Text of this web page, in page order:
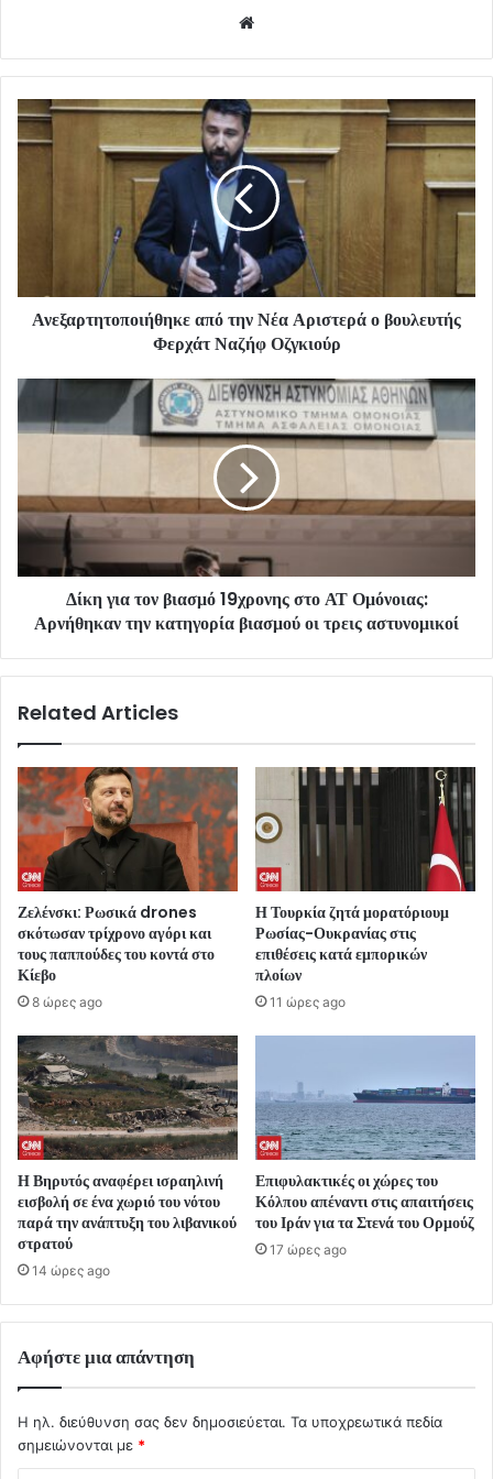
Ανεξαρτητοποιήθηκε από την Νέα Αριστερά ο βουλευτής
Φερχάτ Ναζήφ Οζγκιούρ
Δίκη για τον βιασμό 19χρονης στο ΑΤ Ομόνοιας:
Αρνήθηκαν την κατηγορία βιασμού οι τρεις αστυνομικοί
Related Articles
Ζελένσκι: Ρωσικά drones
σκότωσαν τρίχρονο αγόρι και
τους παππούδες του κοντά στο
Κίεβο
8 ώρες ago
Η Τουρκία ζητά μορατόριουμ
Ρωσίας-Ουκρανίας στις
επιθέσεις κατά εμπορικών
πλοίων
11 ώρες ago
Η Βηρυτός αναφέρει ισραηλινή
εισβολή σε ένα χωριό του νότου
παρά την ανάπτυξη του λιβανικού
στρατού
14 ώρες ago
Επιφυλακτικές οι χώρες του
Κόλπου απέναντι στις απαιτήσεις
του Ιράν για τα Στενά του Ορμούζ
17 ώρες ago
Αφήστε μια απάντηση
Η ηλ. διεύθυνση σας δεν δημοσιεύεται. Τα υποχρεωτικά πεδία
σημειώνονται με *